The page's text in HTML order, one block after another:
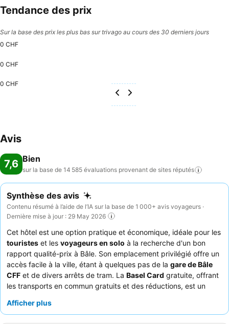
Tendance des prix
Sur la base des prix les plus bas sur trivago au cours des 30 derniers jours
0 CHF
0 CHF
0 CHF
Avis
7,6 Bien
sur la base de 14 585 évaluations provenant de sites réputés
Synthèse des avis
Contenu résumé à l’aide de l’IA sur la base de 1 000+ avis voyageurs ·
Dernière mise à jour : 29 May 2026
Cet hôtel est une option pratique et économique, idéale pour les
touristes et les voyageurs en solo à la recherche d'un bon
rapport qualité-prix à Bâle. Son emplacement privilégié offre un
accès facile à la ville, étant à quelques pas de la gare de Bâle
CFF et de divers arrêts de tram. La Basel Card gratuite, offrant
les transports en commun gratuits et des réductions, est un
constamment le personnel amical et serviable, et le
Afficher plus